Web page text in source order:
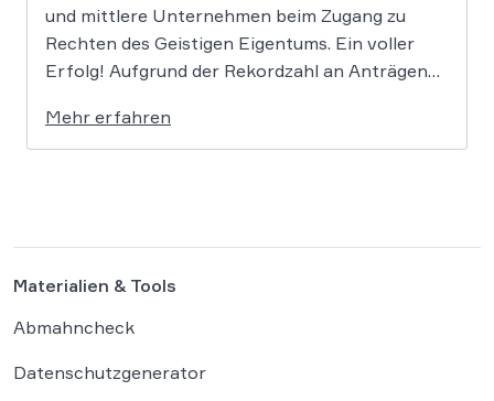
und mittlere Unternehmen beim Zugang zu
Rechten des Geistigen Eigentums. Ein voller
Erfolg! Aufgrund der Rekordzahl an Anträgen
Business“ wurden die zugewiesenen Mittel in
den letzten Jahren immer rasant aufgebraucht.
Mehr erfahren
Materialien & Tools
Abmahncheck
Datenschutzgenerator